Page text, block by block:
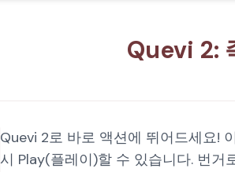
Quevi 2:
Quevi 2로 바로 액션에 뛰어드세요!
시 Play(플레이)할 수 있습니다. 번